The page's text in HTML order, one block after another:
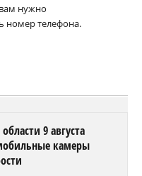
нужно
номер телефона.
9 августа
камеры